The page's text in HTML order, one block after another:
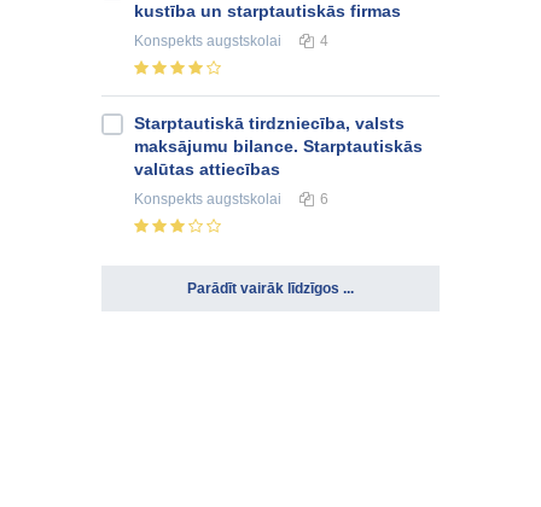
kustība un starptautiskās firmas
Konspekts augstskolai 4
Starptautiskā tirdzniecība, valsts
maksājumu bilance. Starptautiskās
valūtas attiecības
Konspekts augstskolai 6
Parādīt vairāk līdzīgos ...